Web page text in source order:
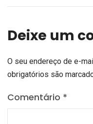
Deixe um
O seu endereço de e-
obrigatórios são
Comentário *